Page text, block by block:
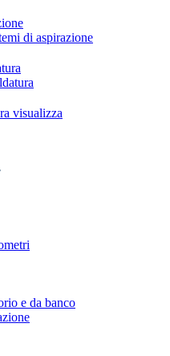
di aspirazione
visualizza
e da banco